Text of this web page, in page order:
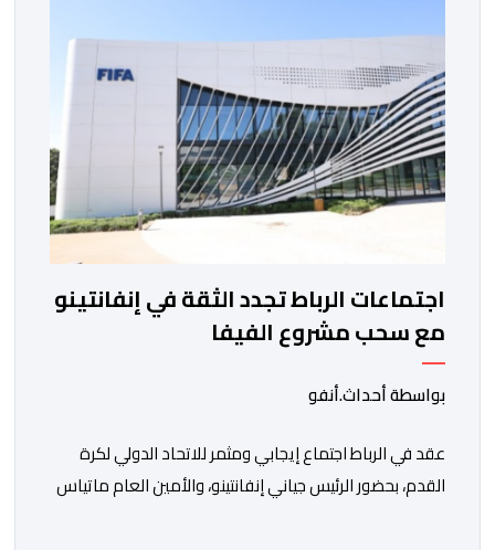
الغامبي، حيث يطمح الفريق […]
اجتماعات الرباط تجدد الثقة في إنفانتينو
مع سحب مشروع الفيفا
بواسطة أحداث.أنفو
عقد في الرباط اجتماع إيجابي ومثمر للاتحاد الدولي لكرة
القدم، بحضور الرئيس جياني إنفانتينو، والأمين العام ماتياس